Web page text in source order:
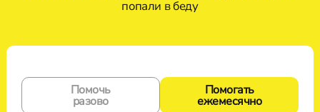
попали в беду
Помочь
разово
Помогать
ежемесячно